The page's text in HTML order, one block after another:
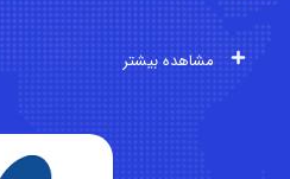
مشاهده بیشتر